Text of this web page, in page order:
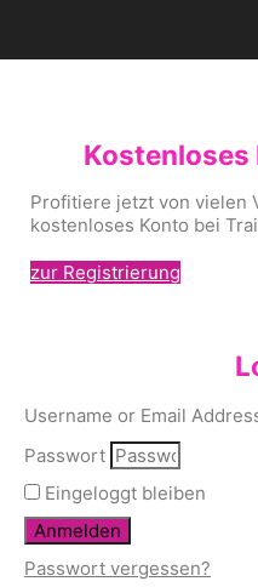
Kostenloses
Profitiere jetzt von vielen
kostenloses Konto bei
zur Registrierung
Username or Email
Passwort
Eingeloggt bleiben
Anmelden
Passwort vergessen?